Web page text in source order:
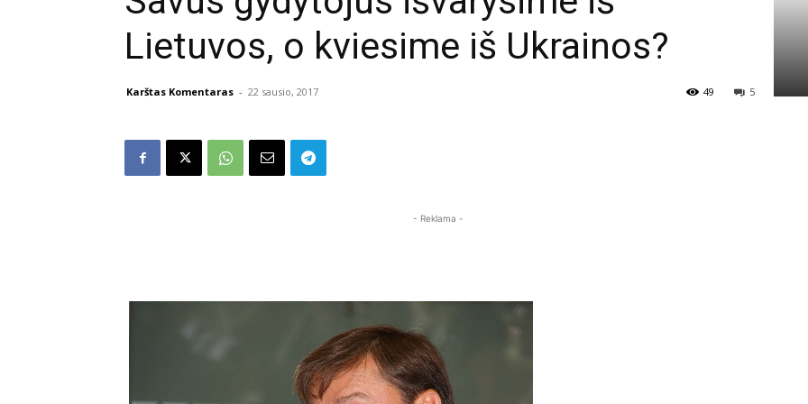
Lietuvos, o kviesime iš Ukrainos?
Karštas Komentaras - 22 sausio, 2017 5
49
- Reklama -